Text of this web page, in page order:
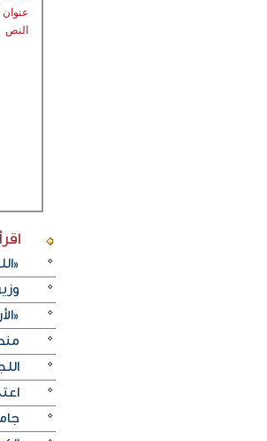
عنوان
النص
اعتماد 70 مدرباً وطنياً